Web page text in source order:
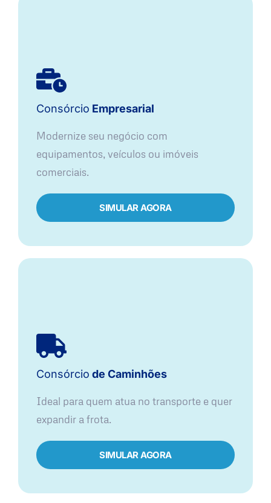
Consórcio Empresarial
Modernize seu negócio com
equipamentos, veículos ou imóveis
comerciais.
SIMULAR AGORA
Consórcio de Caminhões
Ideal para quem atua no transporte e quer
expandir a frota.
SIMULAR AGORA